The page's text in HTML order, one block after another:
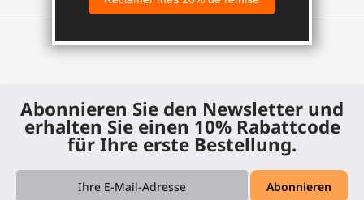
Abonnieren Sie den Newsletter und
erhalten Sie einen 10% Rabattcode
für Ihre erste Bestellung.